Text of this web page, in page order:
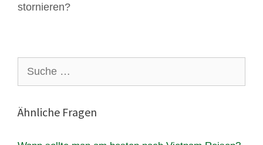
stornieren?
nach:
Ähnliche Fragen